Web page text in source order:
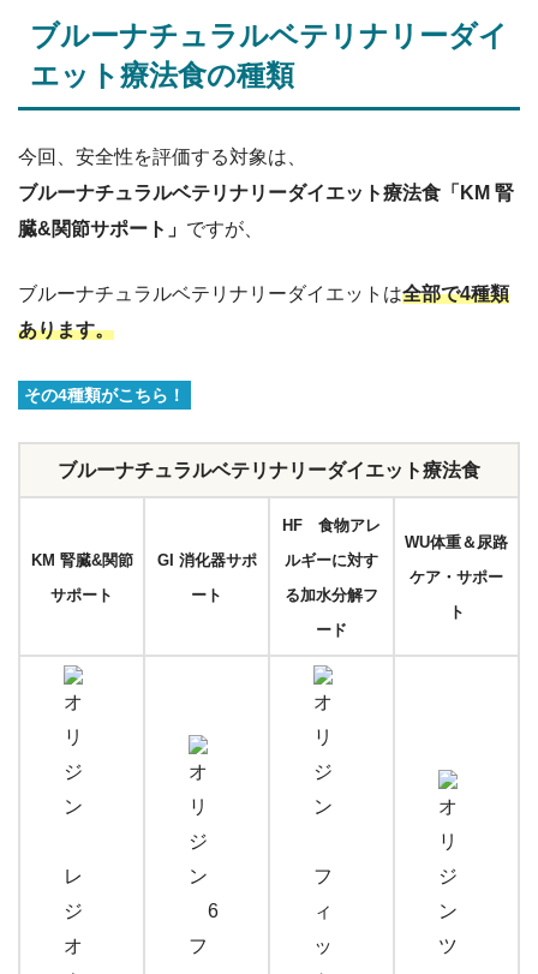
ブルーナチュラルベテリナリーダイ
エット療法食の種類
今回、安全性を評価する対象は、
ブルーナチュラルベテリナリーダイエット療法食「KM 腎
臓&関節サポート」 ですが、
ブルーナチュラルベテリナリーダイエットは全部で4種類
あります。
その4種類がこちら！
ブルーナチュラルベテリナリーダイエット療法食
KM 腎臓&関節
サポート
GI 消化器サポ
ート
HF 食物アレ
ルギーに対す
る加水分解フ
ード
WU体重＆尿路
ケア・サポー
ト